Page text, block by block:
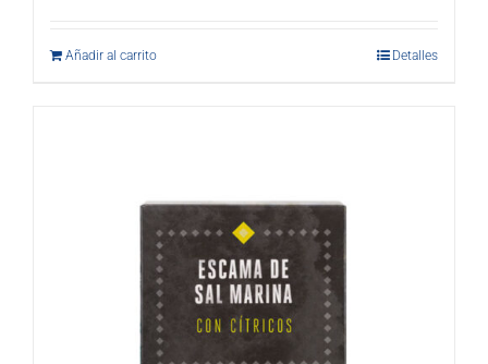
Añadir al carrito Detalles